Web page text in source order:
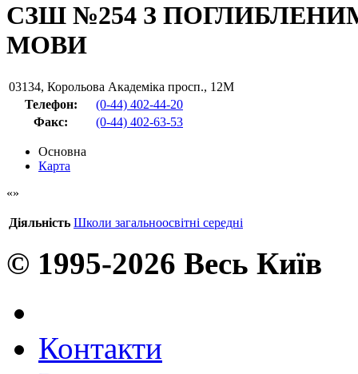
СЗШ №254 З
МОВИ
03134, Корольова Академіка просп., 12М
Телефон:
(0-44) 402-44-20
Факс: (0-44) 402-63-53
Основна
Карта
Діяльність Школи загальноосвітні середні
© 1995-2026 Весь Київ
Контакти